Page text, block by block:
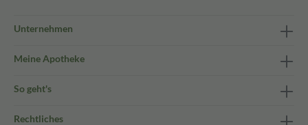
Unternehmen
Meine Apotheke
So geht's
Rechtliches